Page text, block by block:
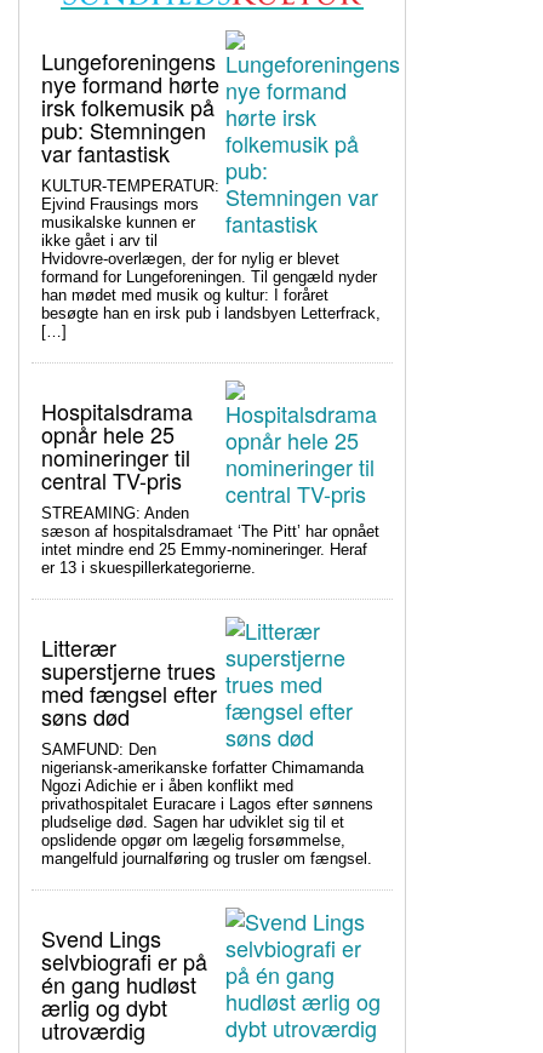
Lungeforeningens
nye formand hørte
irsk folkemusik på
pub: Stemningen
var fantastisk
KULTUR-TEMPERATUR:
Ejvind Frausings mors
musikalske kunnen er
ikke gået i arv til
Hvidovre-overlægen, der for nylig er blevet
formand for Lungeforeningen. Til gengæld nyder
han mødet med musik og kultur: I foråret
besøgte han en irsk pub i landsbyen Letterfrack,
[…]
Hospitalsdrama
opnår hele 25
nomineringer til
central TV-pris
STREAMING: Anden
sæson af hospitalsdramaet ‘The Pitt’ har opnået
intet mindre end 25 Emmy-nomineringer. Heraf
er 13 i skuespillerkategorierne.
Litterær
superstjerne trues
med fængsel efter
søns død
SAMFUND: Den
nigeriansk-amerikanske forfatter Chimamanda
Ngozi Adichie er i åben konflikt med
privathospitalet Euracare i Lagos efter sønnens
pludselige død. Sagen har udviklet sig til et
opslidende opgør om lægelig forsømmelse,
mangelfuld journalføring og trusler om fængsel.
Svend Lings
selvbiografi er på
én gang hudløst
ærlig og dybt
utroværdig